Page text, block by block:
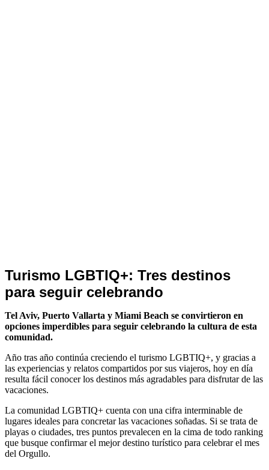
Noticias
de
Turismo
Turismo LGBTIQ+: Tres destinos
para seguir celebrando
Tel Aviv, Puerto Vallarta y Miami Beach se convirtieron en
opciones imperdibles para seguir celebrando la cultura de esta
comunidad.
Año tras año continúa creciendo el turismo LGBTIQ+, y gracias a
las experiencias y relatos compartidos por sus viajeros, hoy en día
resulta fácil conocer los destinos más agradables para disfrutar de las
vacaciones.
La comunidad LGBTIQ+ cuenta con una cifra interminable de
lugares ideales para concretar las vacaciones soñadas. Si se trata de
playas o ciudades, tres puntos prevalecen en la cima de todo ranking
que busque confirmar el mejor destino turístico para celebrar el mes
del Orgullo.